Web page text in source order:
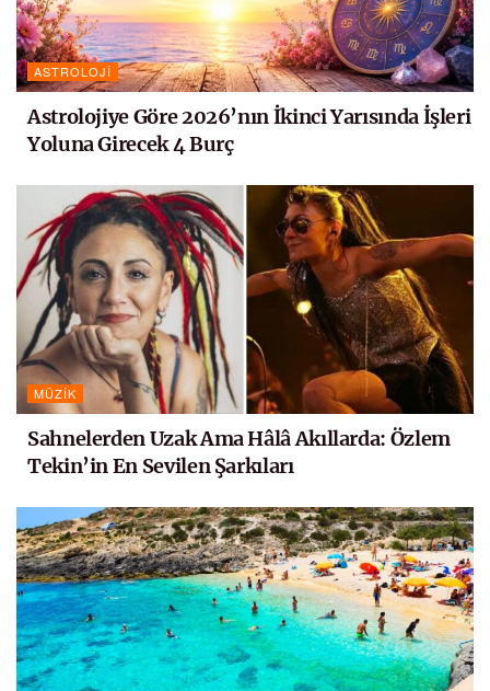
ASTROLOJI
Astrolojiye Göre 2026’nın İkinci Yarısında İşleri
Yoluna Girecek 4 Burç
MÜZIK
Sahnelerden Uzak Ama Hâlâ Akıllarda: Özlem
Tekin’in En Sevilen Şarkıları